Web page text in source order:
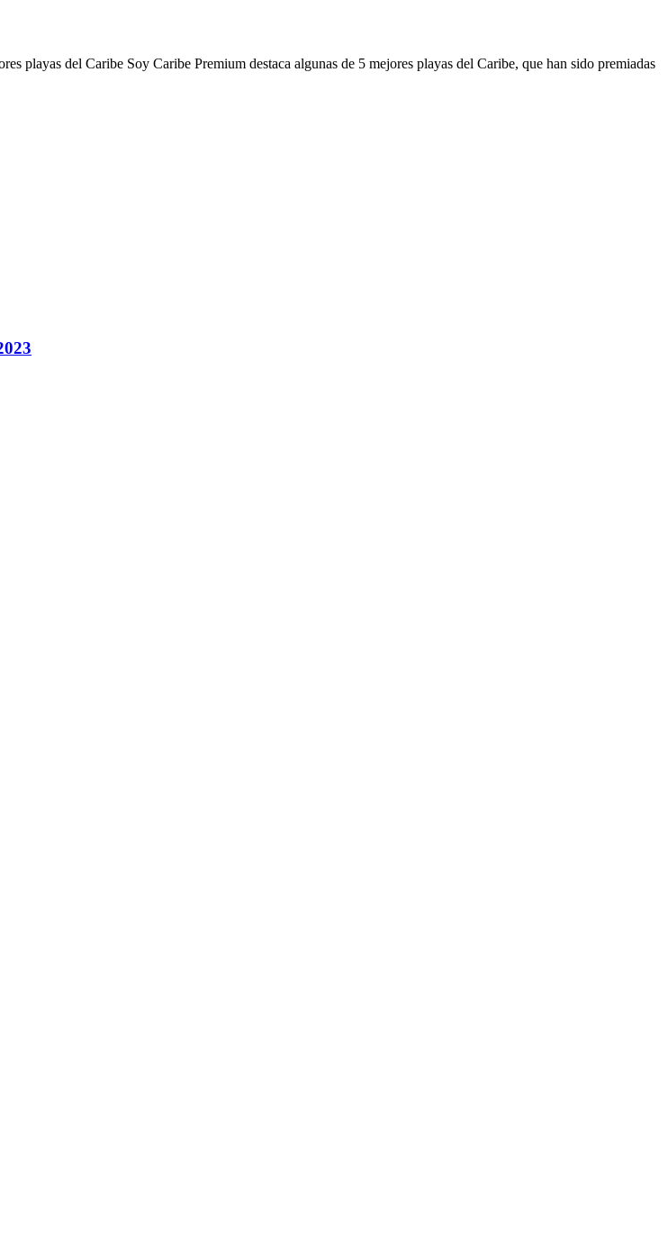
playas del Caribe Soy Caribe Premium destaca algunas de 5 mejores playas del Caribe, que han sido premiadas